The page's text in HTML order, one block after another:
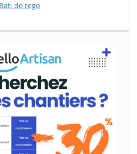
Bati do rego